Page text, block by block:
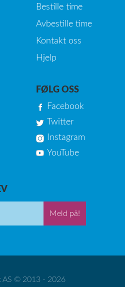
Bestille time
Avbestille time
Kontakt oss
Hjelp
FØLG OSS
Facebook
Twitter
Instagram
YouTube
Meld på!
AS © 2013 - 2026